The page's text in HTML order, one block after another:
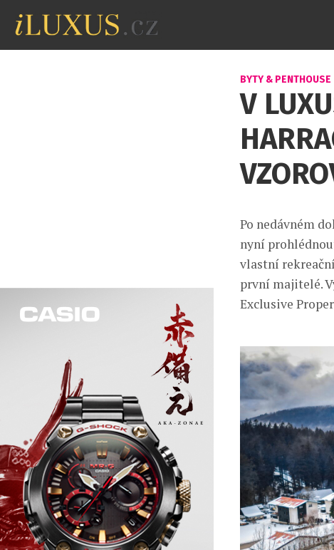
BYTY & PENTHOUSE
V
Po nedávném
nyní
vlastní
první majitelé.
Exclusive